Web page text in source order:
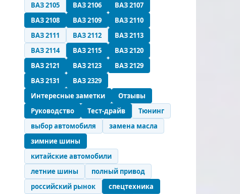
ВАЗ 2105
ВАЗ 2106
ВАЗ 2107
ВАЗ 2108
ВАЗ 2109
ВАЗ 2110
ВАЗ 2111
ВАЗ 2112
ВАЗ 2113
ВАЗ 2114
ВАЗ 2115
ВАЗ 2120
ВАЗ 2121
ВАЗ 2123
ВАЗ 2129
ВАЗ 2131
ВАЗ 2329
Интересные заметки
Отзывы
Руководство
Тест-драйв
Тюнинг
выбор автомобиля
замена масла
зимние шины
китайские автомобили
летние шины
полный привод
российский рынок
спецтехника